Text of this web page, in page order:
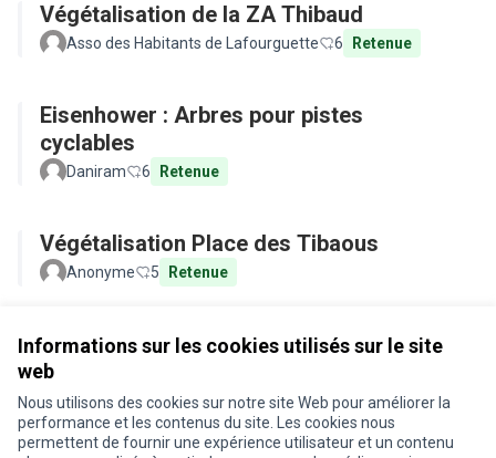
Informations sur les cookies utilisés sur le site
web
Nous utilisons des cookies sur notre site Web pour améliorer la
performance et les contenus du site. Les cookies nous
permettent de fournir une expérience utilisateur et un contenu
Végétalisation de la ZA Thibaud
Asso des Habitants de Lafourguette 6 Retenue
Eisenhower : Arbres pour pistes
cyclables
Daniram 6 Retenue
Végétalisation Place des Tibaous
Anonyme 5 Retenue
Conditions d'utilisation
Paramètres des cookies
Je participe ! sur X
Je participe ! sur Facebook
Je participe ! sur Instagram